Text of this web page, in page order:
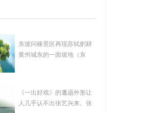
想曲
东坡问稼景区再现苏轼躬耕
黄州城东的一面坡地（东
教下 张艺兴奉献了"一
《一出好戏》的邋遢外形让
人几乎认不出张艺兴来。张